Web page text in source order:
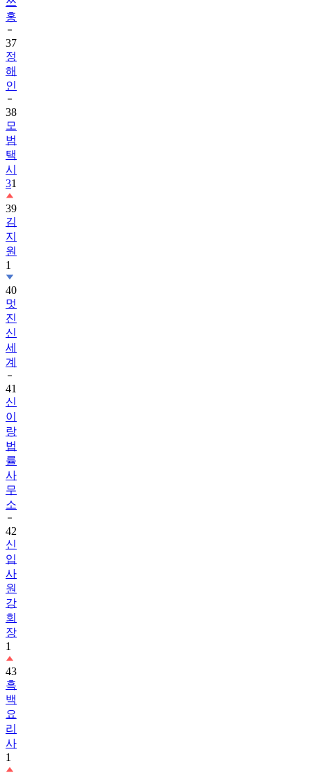
홍
37
정
해
인
38
모
범
택
시
31
39
김
지
원
1
40
멋
진
신
세
계
41
신
이
랑
법
률
사
무
소
42
신
입
사
원
강
회
장
1
43
흑
백
요
리
사
1